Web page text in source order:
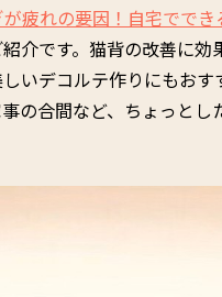
疲れの要因！自宅でで
介です。猫背の改善に効
いデコルテ作りにもおす
の合間など、ちょっとし